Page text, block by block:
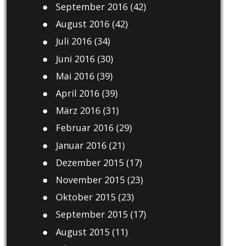
September 2016(42)
August 2016(42)
Juli 2016(34)
Juni 2016(30)
Mai 2016(39)
April 2016(39)
März 2016(31)
Februar 2016(29)
Januar 2016(21)
Dezember 2015(17)
November 2015(23)
Oktober 2015(23)
September 2015(17)
August 2015(11)